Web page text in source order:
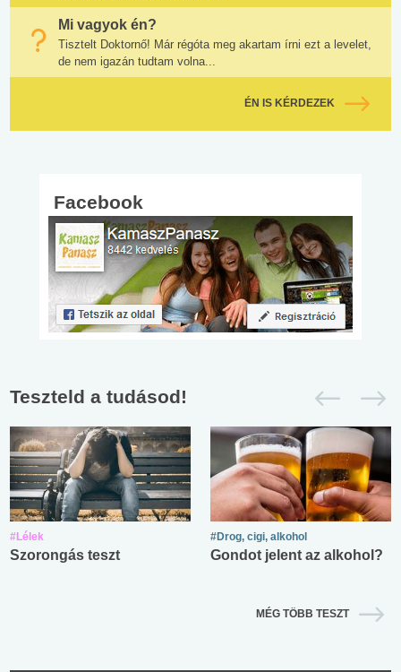
Mi vagyok én?
Tisztelt Doktornő! Már régóta meg akartam írni ezt a levelet,
de nem igazán tudtam volna...
ÉN IS KÉRDEZEK
Facebook
Teszteld a tudásod!
#Lélek
Szorongás teszt
#Drog, cigi, alkohol
Gondot jelent az alkohol?
MÉG TÖBB TESZT